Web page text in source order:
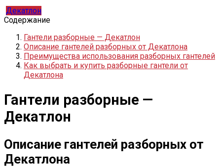
Декатлон
Содержание
Гантели разборные — Декатлон
Описание гантелей разборных от Декатлона
Преимущества использования разборных гантелей
Как выбрать и купить разборные гантели от
Декатлона
Гантели разборные —
Декатлон
Описание гантелей разборных от
Декатлона